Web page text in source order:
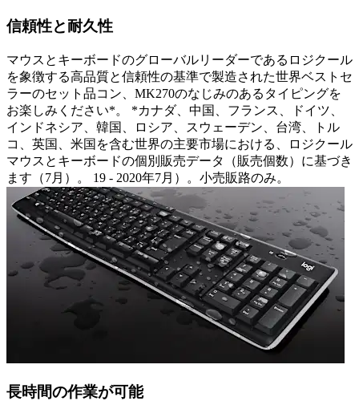
信頼性と耐久性
マウスとキーボードのグローバルリーダーであるロジクール
を象徴する高品質と信頼性の基準で製造された世界ベストセ
ラーのセット品コン、MK270のなじみのあるタイピングを
お楽しみください*。 *カナダ、中国、フランス、ドイツ、
インドネシア、韓国、ロシア、スウェーデン、台湾、トル
コ、英国、米国を含む世界の主要市場における、ロジクール
マウスとキーボードの個別販売データ（販売個数）に基づき
ます（7月）。 19 - 2020年7月）。小売販路のみ。
長時間の作業が可能